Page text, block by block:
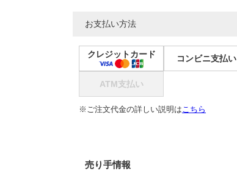
お支払い方法
クレジットカード コンビニ支払い
ATM支払い
※ご注文代金の詳しい説明はこちら
売り手情報